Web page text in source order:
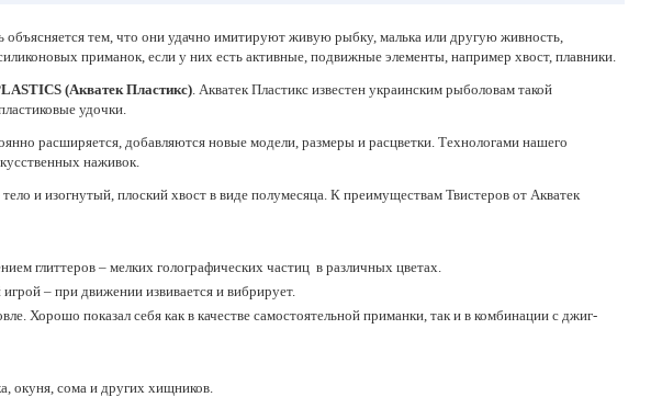
тем, что они удачно имитируют живую рыбку, малька или другую живность,
приманок, если у них есть активные, подвижные элементы, например хвост, плавники.
(Акватек Пластикс). Акватек Пластикс известен украинским рыболовам такой
удочки.
расширяется, добавляются новые модели, размеры и расцветки. Технологами нашего
наживок.
и изогнутый, плоский хвост в виде полумесяца. К преимуществам Твистеров от Акватек
глиттеров – мелких голографических частиц в различных цветах.
– при движении извивается и вибрирует.
Хорошо показал себя как в качестве самостоятельной приманки, так и в комбинации с джиг-
окуня, сома и других хищников.